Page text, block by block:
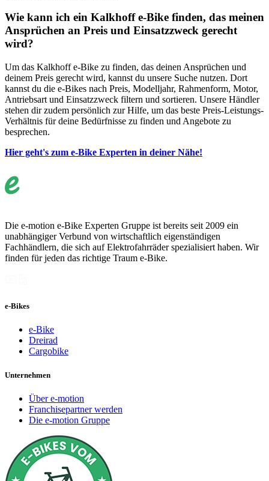
Wie kann ich ein Kalkhoff e-Bike finden, das meinen
Ansprüchen an Preis und Einsatzzweck gerecht
wird?
Um das Kalkhoff e-Bike zu finden, das deinen Ansprüchen und
deinem Preis gerecht wird, kannst du unsere Suche nutzen. Dort
kannst du die e-Bikes nach Preis, Modelljahr, Rahmenform, Motor,
Antriebsart und Einsatzzweck filtern und sortieren. Unsere Händler
stehen dir zudem persönlich zur Hilfe, um das beste Preis-Leistungs-
Verhältnis für deine Bedürfnisse zu finden und Angebote zu
besprechen.
Hier geht's zum e-Bike Experten in deiner Nähe!
Die e-motion e-Bike Experten Gruppe ist bereits seit 2009 ein
unabhängiger Verbund von wirtschaftlich eigenständigen
Fachhändlern, die sich auf Elektrofahrräder spezialisiert haben. Wir
finden für jeden das richtige Traum e-Bike.
e-Bikes
e-Bike
Dreirad
Cargobike
Unternehmen
Über e-motion
Franchisepartner werden
Die e-motion Gruppe